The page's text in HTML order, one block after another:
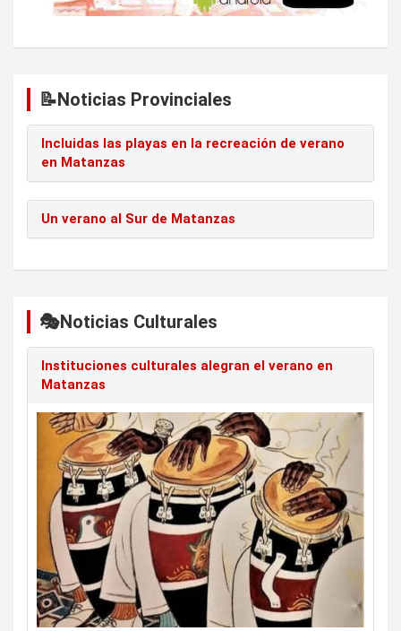
s
📝Noticias Provinciales
Incluidas las playas en la recreación de verano
en Matanzas
Un verano al Sur de Matanzas
🎭Noticias Culturales
Instituciones culturales alegran el verano en
Matanzas